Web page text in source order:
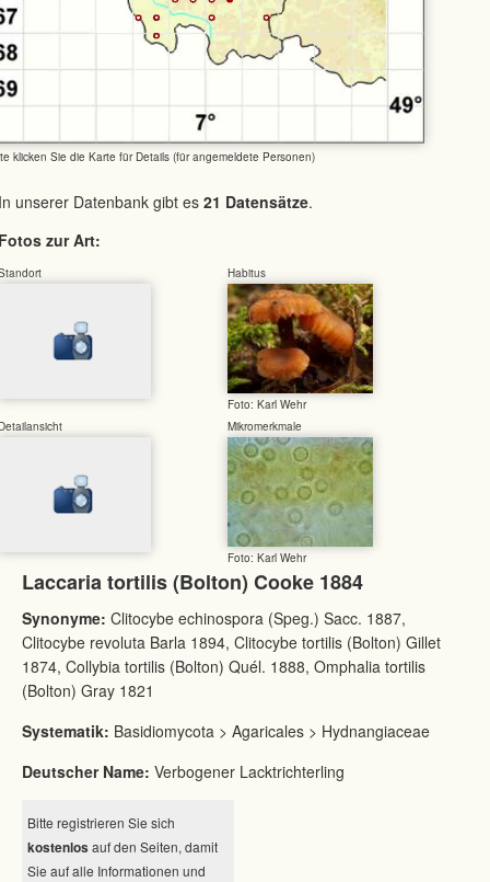
klicken Sie die Karte für Details (für angemeldete Personen)
unserer Datenbank gibt es 21 Datensätze.
zur Art:
Habitus
Foto: Karl Wehr
Mikromerkmale
Foto: Karl Wehr
Laccaria tortilis (Bolton) Cooke 1884
Synonyme: Clitocybe echinospora (Speg.) Sacc. 1887,
Clitocybe revoluta Barla 1894, Clitocybe tortilis (Bolton) Gillet
1874, Collybia tortilis (Bolton) Quél. 1888, Omphalia tortilis
(Bolton) Gray 1821
Systematik: Basidiomycota > Agaricales > Hydnangiaceae
Deutscher Name: Verbogener Lacktrichterling
Bitte registrieren Sie sich
kostenlos auf den Seiten, damit
Sie auf alle Informationen und